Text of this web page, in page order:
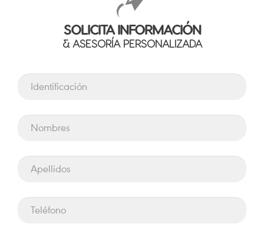
SOLICITA INFORMACIÓN
& ASESORÍA PERSONALIZADA